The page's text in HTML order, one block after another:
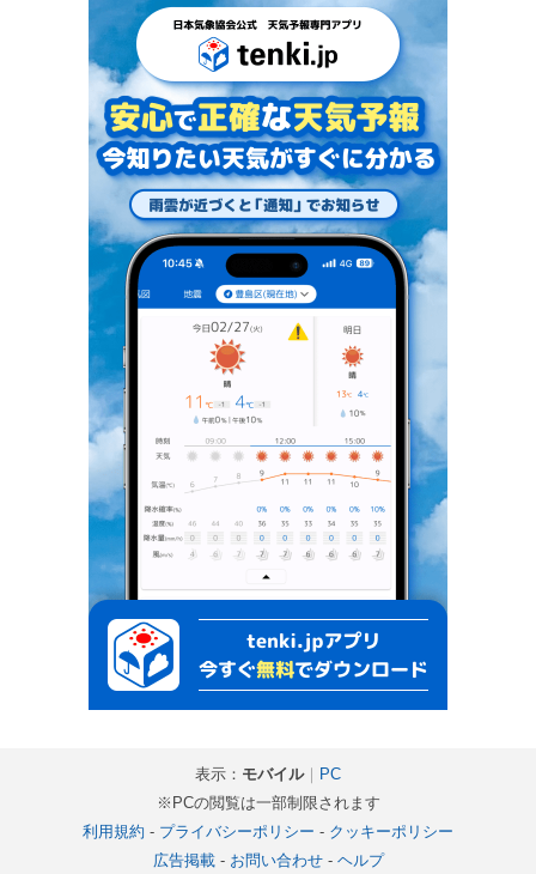
表示： モバイル｜ PC
※PCの閲覧は一部制限されます
利用規約 - プライバシーポリシー - クッキーポリシー
広告掲載- お問い合わせ- ヘルプ